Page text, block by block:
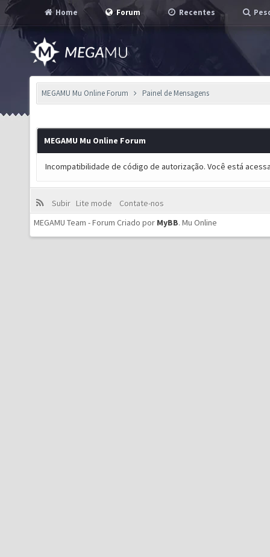
Home Forum Recentes
MEGAMU Mu Online Forum Painel de Mensagens
MEGAMU Mu Online Forum
Incompatibilidade de código de autorização. Você está
Subir Lite mode
Contate-nos
MEGAMU Team - Forum Criado por MyBB. Mu Online